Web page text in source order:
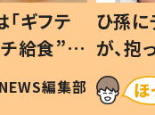
ギフテ
給食”を
和の親
編集部
ひ孫
が、
「涙が
い」